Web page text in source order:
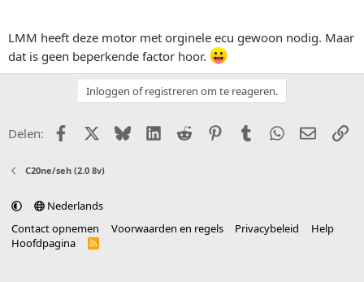
LMM heeft deze motor met orginele ecu gewoon nodig. Maar
dat is geen beperkende factor hoor.
Inloggen of registreren om te reageren.
Delen: FacebookX (Twitter)
BlueskyLinkedIn
Reddit PinterestTumblr WhatsApp
E-mail
C20ne/seh (2.0 8v)
Nederlands
Contact opnemen
Voorwaarden en regels Privacybeleid
Help
Hoofdpagina
R